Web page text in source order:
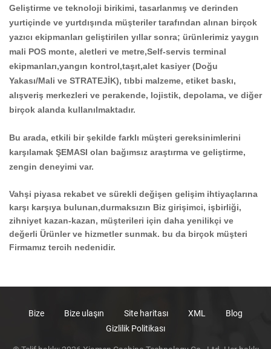
Geliştirme ve teknoloji birikimi, tasarlanmış ve derinden
yurtiçinde ve yurtdışında müşteriler tarafından alınan birçok
yazıcı ekipmanları geliştirilen yıllar sonra; ürünlerimiz yaygın
mali POS monte, aletleri ve metre,Self-servis terminal
ekipmanları,yangın kontrol,taşıt,alet kasiyer (Doğu
Yakası/Mali ve STRATEJİK), tıbbi malzeme, etiket baskı,
alışveriş merkezleri ve perakende, lojistik, depolama, ve diğer
birçok alanda kullanılmaktadır.
Bu arada, etkili bir şekilde farklı müşteri gereksinimlerini
karşılamak ŞEMASI olan bağımsız araştırma ve geliştirme,
zengin deneyimi var.
Vahşi piyasa rekabet ve sürekli değişen gelişim ihtiyaçlarına
karşı karşıya bulunan,durmaksızın Biz girişimci, işbirliği,
zihniyet kazan-kazan, müşterileri için daha yenilikçi ve
değerli Ürünler ve hizmetler sunmak. bu da birçok müşteri
Firmamız tercih nedenidir.
Bize Bize ulaşın Site haritası XML
Blog
Gizlilik Politikası